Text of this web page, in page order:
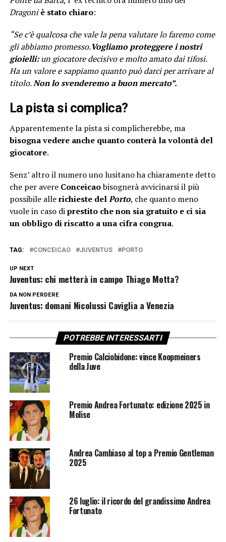
Dragoni è stato chiaro:
“Se c’è qualcosa che vale la pena valutare lo faremo come
gli abbiamo promesso.Vogliamo proteggere i nostri
gioielli:un giocatore decisivo e molto amato dai tifosi.
Ha un valore e sappiamo quanto può darci per arrivare al
titolo.Non lo svenderemo a buon mercato”.
La pista si complica?
Apparentemente la pista si complicherebbe, ma
bisogna vedere anche quanto conterà la volontà del
giocatore.
Senz’ altro il numero uno lusitano ha chiaramente detto
che per avere Conceicaobisognerà avvicinarsi il più
possibile allerichieste delPorto, che quanto meno
vuole in caso diprestito che non sia gratuito e ci sia
un obbligo di riscatto a una cifra congrua.
TAG: CONCEICAO JUVENTUS PORTO
UP NEXT
Juventus: chi metterà in campo Thiago Motta?
DA NON PERDERE
Juventus: domani Nicolussi Caviglia a Venezia
POTREBBE INTERESSARTI
Premio Calciobidone: vince Koopmeiners
della Juve
Premio Andrea Fortunato: edizione 2025 in
Molise
Andrea Cambiaso al top a Premio Gentleman
2025
26 luglio: il ricordo del grandissimo Andrea
Fortunato